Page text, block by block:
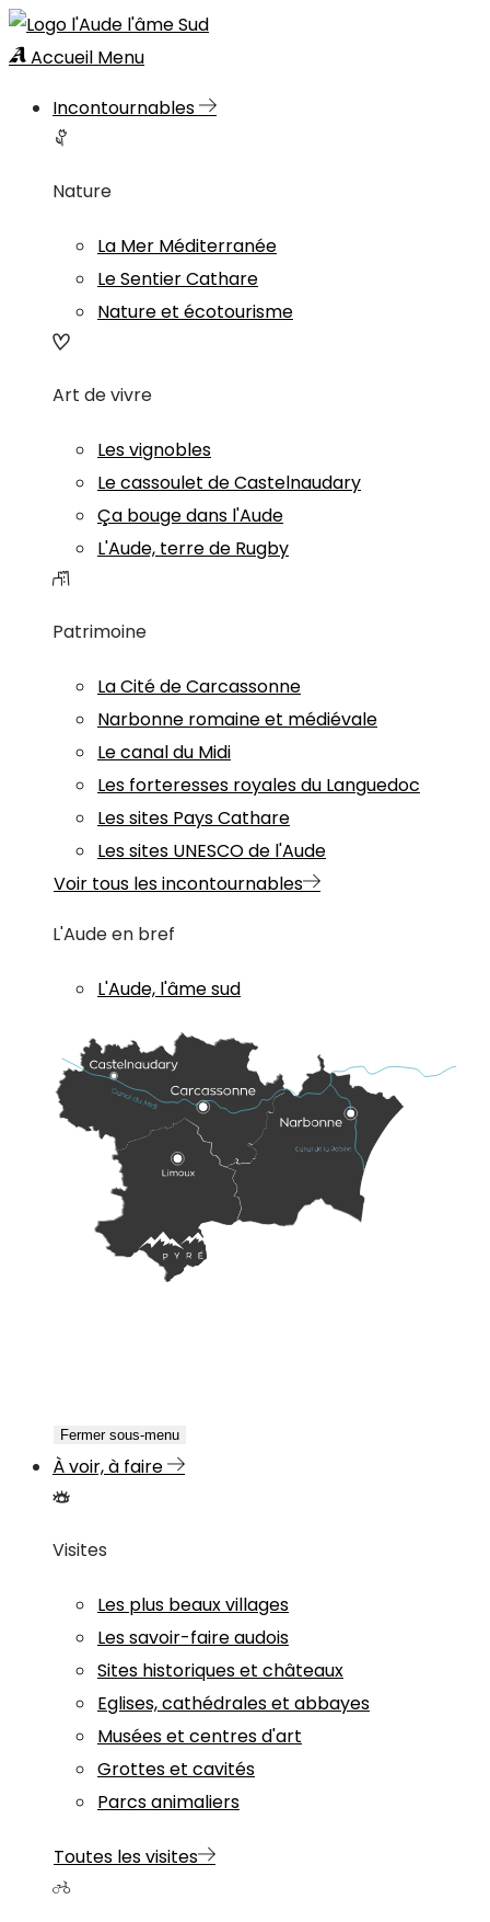
Accueil Menu
Incontournables
Nature
La Mer Méditerranée
Le Sentier Cathare
Nature et écotourisme
Art de vivre
Les vignobles
Le cassoulet de Castelnaudary
Ça bouge dans l'Aude
L'Aude, terre de Rugby
Patrimoine
La Cité de Carcassonne
Narbonne romaine et médiévale
Le canal du Midi
Les forteresses royales du Languedoc
Les sites Pays Cathare
Les sites UNESCO de l'Aude
Voir tous les incontournables
L'Aude en bref
L'Aude, l'âme sud
Fermer sous-menu
À voir, à faire
Visites
Les plus beaux villages
Les savoir-faire audois
Sites historiques et châteaux
Eglises, cathédrales et abbayes
Musées et centres d'art
Grottes et cavités
Parcs animaliers
Toutes les visites